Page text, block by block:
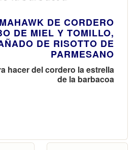
DE CORDERO
DE MIEL Y TOMILLO,
DE RISOTTO DE
PARMESANO
hacer del cordero la estrella
de la barbacoa